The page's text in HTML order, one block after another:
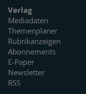
Verlag
Mediadaten
Themenplaner
Rubrikanzeigen
Abonnements
E-Paper
Newsletter
RSS